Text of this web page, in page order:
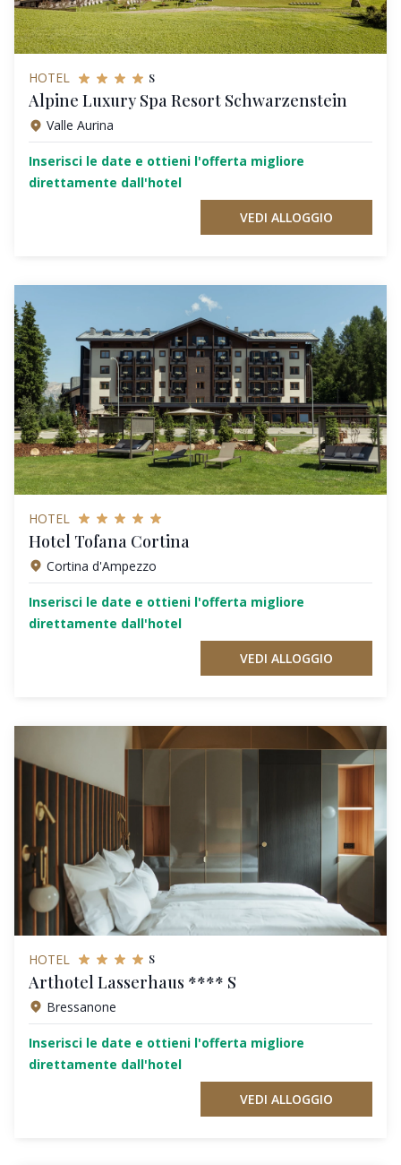
HOTEL s
Alpine Luxury Spa Resort Schwarzenstein
Valle Aurina
Inserisci le date e ottieni l'offerta migliore
direttamente dall'hotel
VEDI ALLOGGIO
HOTEL
Hotel Tofana Cortina
Cortina d'Ampezzo
Inserisci le date e ottieni l'offerta migliore
direttamente dall'hotel
VEDI ALLOGGIO
HOTEL s
Arthotel Lasserhaus **** S
Bressanone
Inserisci le date e ottieni l'offerta migliore
direttamente dall'hotel
VEDI ALLOGGIO